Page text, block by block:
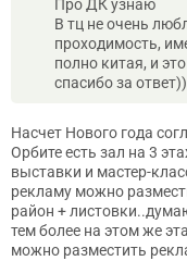
Про ДК узнаю
В тц не очень
проходимость,
полно китая, и
спасибо за ответ))
Насчет Нового года
Орбите есть зал на 3
выставки и мастер-
рекламу можно
район +
тем более на этом же
можно разместить